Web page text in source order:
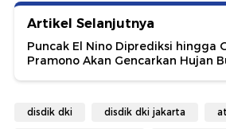
Artikel Selanjutnya
Puncak El Nino Diprediksi hingga
Pramono Akan Gencarkan Hujan
disdik dki disdik dki jakarta